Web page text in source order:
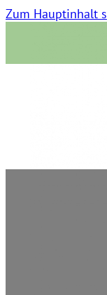
Zum Hauptinhalt
Stefan
15.